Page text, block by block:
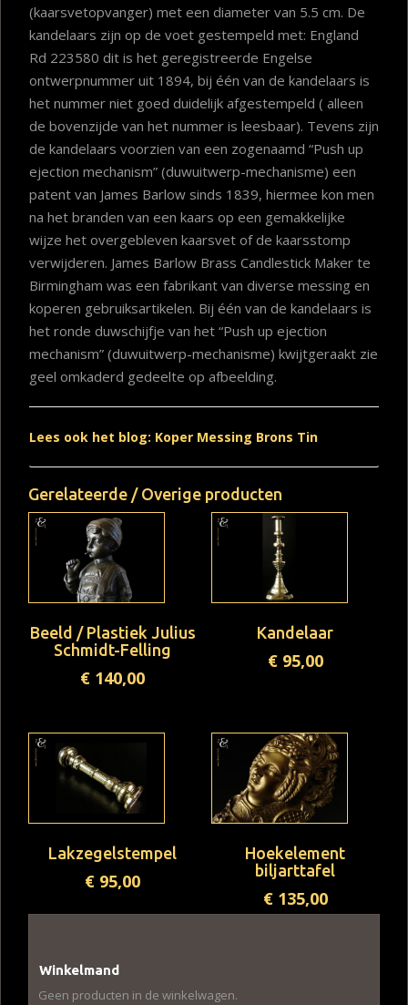
(kaarsvetopvanger) met een diameter van 5.5 cm. De
kandelaars zijn op de voet gestempeld met: England
Rd 223580 dit is het geregistreerde Engelse
ontwerpnummer uit 1894, bij één van de kandelaars is
het nummer niet goed duidelijk afgestempeld ( alleen
de bovenzijde van het nummer is leesbaar). Tevens zijn
de kandelaars voorzien van een zogenaamd “Push up
ejection mechanism” (duwuitwerp-mechanisme) een
patent van James Barlow sinds 1839, hiermee kon men
na het branden van een kaars op een gemakkelijke
wijze het overgebleven kaarsvet of de kaarsstomp
verwijderen. James Barlow Brass Candlestick Maker te
Birmingham was een fabrikant van diverse messing en
koperen gebruiksartikelen. Bij één van de kandelaars is
het ronde duwschijfje van het “Push up ejection
mechanism” (duwuitwerp-mechanisme) kwijtgeraakt zie
geel omkaderd gedeelte op afbeelding.
Lees ook het blog: Koper Messing Brons Tin
Gerelateerde / Overige producten
Beeld / Plastiek Julius
Schmidt-Felling
€ 140,00
Kandelaar
€95,00
Lakzegelstempel
€ 95,00
Hoekelement
biljarttafel
€135,00
Winkelmand
Geen producten in de winkelwagen.